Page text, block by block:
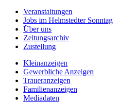
Veranstaltungen
Jobs im Helmstedter Sonntag
Über uns
Zeitungsarchiv
Zustellung
Kleinanzeigen
Gewerbliche Anzeigen
Traueranzeigen
Familienanzeigen
Mediadaten